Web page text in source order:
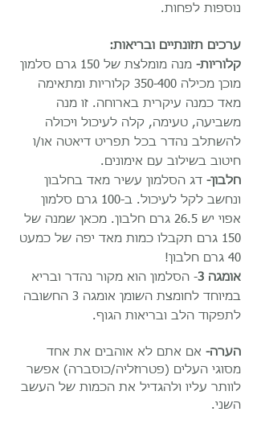
נוספות לפחות.
ערכים תזונתיים ובריאות:
קלוריות-
מנה מומלצת של 150 גרם סלמון
מוכן מכילה 350-400 קלוריות ומתאימה
מאד כמנה עיקרית בארוחה. זו מנה
משביעה, טעימה, קלה לעיכול ויכולה
להשתלב נהדר בכל תפריט דיאטה או/ו
חיטוב בשילוב עם אימונים.
חלבון- דג הסלמון עשיר מאד בחלבון
ונחשב לקל לעיכול. ב-100 גרם סלמון
אפוי יש 26.5 גרם חלבון. מכאן שמנה של
150 גרם תקבלו כמות מאד יפה של כמעט
40 גרם חלבון!
אומגה 3
- הסלמון הוא מקור נהדר ובריא
במיוחד לחומצת השומן אומגה 3 החשובה
לתפקוד הלב ובריאות הגוף.
הערה- אם אתם לא אוהבים את אחד
מסוגי העלים (פטרוזליה/כוסברה) אפשר
לוותר עליו ולהגדיל את הכמות של העשב
השני.